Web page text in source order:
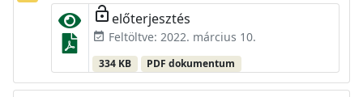
lock_open előterjesztés
event_available Feltöltve: 2022. március 10.
334 KB PDF dokumentum